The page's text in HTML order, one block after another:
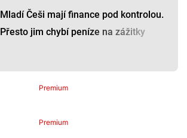
Mladí Češi mají finance pod kontrolou.
Přesto jim chybí peníze na zážitky
Premium
Premium